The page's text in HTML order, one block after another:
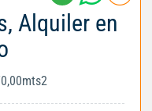
Alquiler en